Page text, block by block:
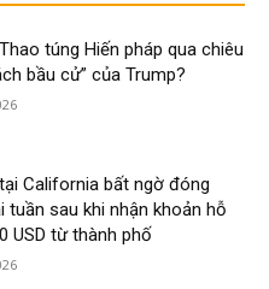
túng Hiến pháp qua chiêu
bầu cử” của Trump?
California bất ngờ đóng
tuần sau khi nhận khoản hỗ
USD từ thành phố